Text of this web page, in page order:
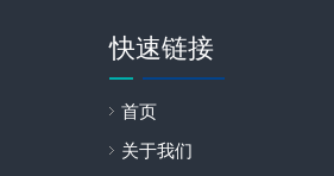
快速链接
首页
关于我们